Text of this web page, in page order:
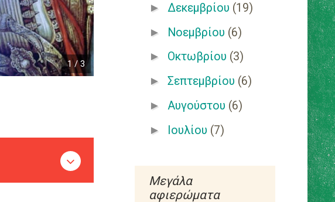
1 / 3
► Δεκεμβρίου (19)
► Νοεμβρίου (6)
► Οκτωβρίου (3)
► Σεπτεμβρίου (6)
► Αυγούστου (6)
► Ιουλίου (7)
▼Μαΐου
Μεγάλα
αφιερώματα